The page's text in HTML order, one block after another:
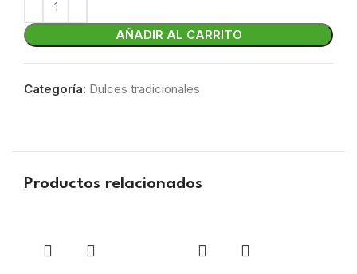
AÑADIR AL CARRITO
Categoría: Dulces tradicionales
Productos relacionados